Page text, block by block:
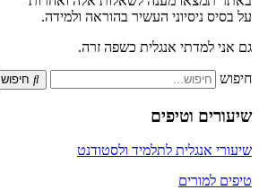
על בסיס ניסיוני העשיר בהוראה ולמידה.
גם אני למדתי אנגלית כשפה זרה.
חיפוש חיפוש
שיעורים וטיפים
שיעורי אנגלית לתלמיד ולסטודנט
טיפים למורים